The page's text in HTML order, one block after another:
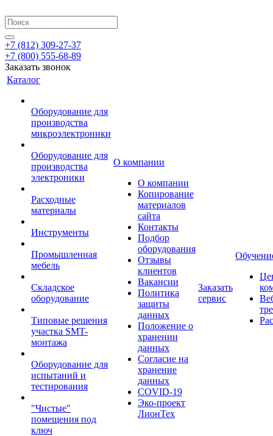
+7 (812) 309-27-37
+7 (800) 555-68-89
Заказать звонок
Каталог
Оборудование для
производства
микроэлектроники
Оборудование для
производства
электроники
Расходные
материалы
Инструменты
Промышленная
мебель
Складское
оборудование
Типовые решения
участка SMT-
монтажа
Оборудование для
испытаний и
тестирования
"Чистые"
помещения под
ключ
О компании
О компании
Копирование
материалов
сайта
Контакты
Подбор
оборудования
Отзывы
клиентов
Вакансии
Политика
защиты
данных
Положение о
хранении
данных
Согласие на
хранение
данных
COVID-19
Эко-проект
ЛионТех
Заказать
сервис